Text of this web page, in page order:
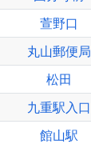
萱野口
丸山郵便局
松田
九重駅入口
館山駅